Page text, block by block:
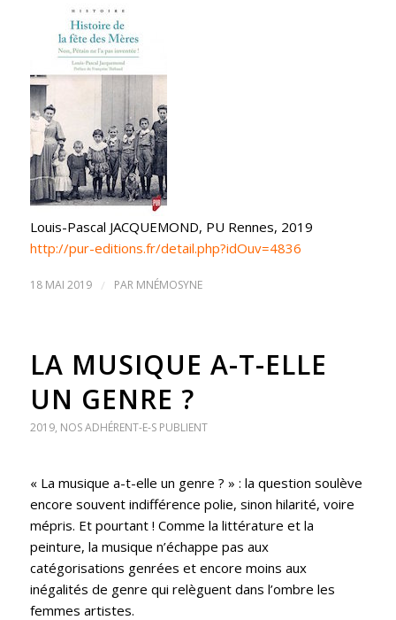
Louis-Pascal JACQUEMOND, PU Rennes, 2019
http://pur-editions.fr/detail.php?idOuv=4836
18 MAI 2019 / PAR MNÉMOSYNE
LA MUSIQUE A-T-ELLE
UN GENRE ?
2019, NOS ADHÉRENT-E-S PUBLIENT
« La musique a-t-elle un genre ? » : la question soulève
encore souvent indifférence polie, sinon hilarité, voire
mépris. Et pourtant ! Comme la littérature et la
peinture, la musique n’échappe pas aux
catégorisations genrées et encore moins aux
inégalités de genre qui relèguent dans l’ombre les
femmes artistes.